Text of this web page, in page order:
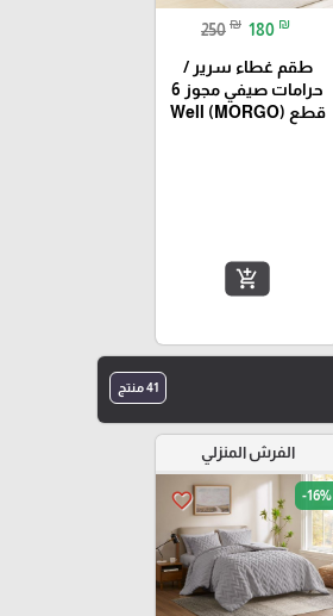
250 ₪ 180 ₪
طقم غطاء سرير /
حرامات صيفي مجوز 6
قطع Well (MORGO)
add_shopping_cart
41 منتج
الفرش المنزلي
favorite_border -16%